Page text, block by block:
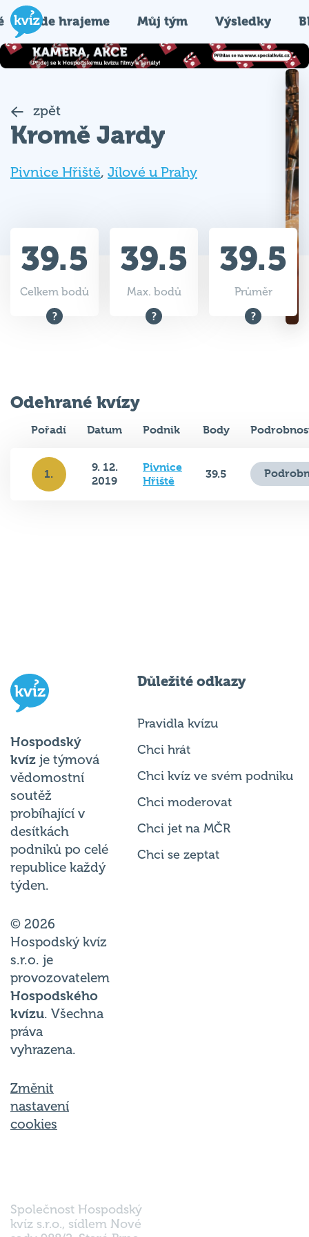
Kde hrajeme Můj tým Výsledky
zpět
Kromě Jardy
Pivnice Hřiště, Jílové u Prahy
39.5
Celkem bodů
39.5
Max. bodů
39.5
Průměr
Odehrané kvízy
Pořadí Datum Podnik Body
1.
9. 12.
2019
Pivnice
Hřiště
39.5
Hospodský
kvíz je týmová
vědomostní
soutěž
probíhající v
desítkách
podniků po celé
republice každý
týden.
© 2026
Hospodský kvíz
s.r.o. je
provozovatelem
Hospodského
kvízu. Všechna
práva
vyhrazena.
Změnit
nastavení
cookies
Důležité odkazy
Pravidla kvízu
Chci hrát
Chci kvíz ve svém podniku
Chci moderovat
Chci jet na MČR
Chci se zeptat
Společnost Hospodský
kvíz s.r.o., sídlem Nové